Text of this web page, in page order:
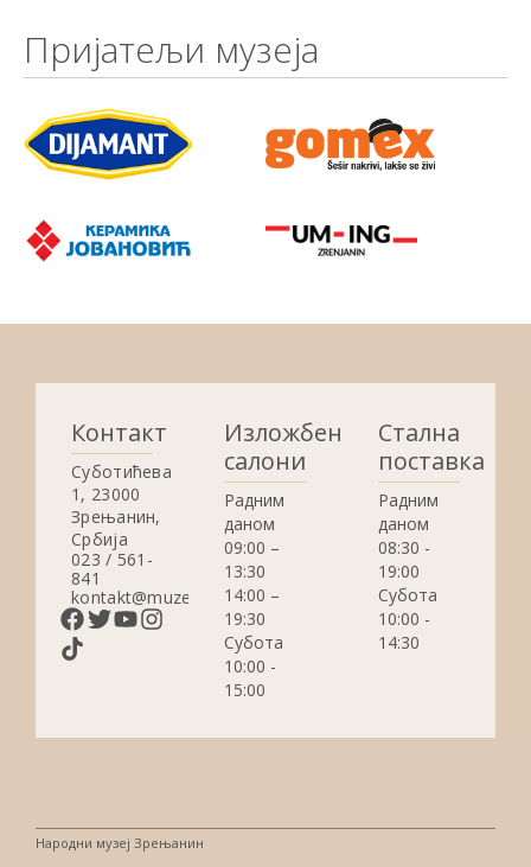
Пријатељи музеја
Контакт
Суботићева
1, 23000
Зрењанин,
Србија
023 / 561-
841
kontakt@muzejzrenjanin.org.rs
Изложбени
салони
Радним
даном
09:00 –
13:30
14:00 –
19:30
Субота
10:00 -
15:00
Стална
поставка
Радним
даном
08:30 -
19:00
Субота
10:00 -
14:30
Народни музеј Зрењанин